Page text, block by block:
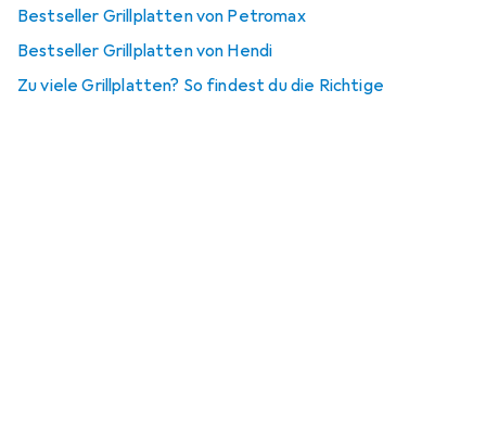
Bestseller Grillplatten von Petromax
Bestseller Grillplatten von Hendi
Zu viele Grillplatten? So findest du die Richtige